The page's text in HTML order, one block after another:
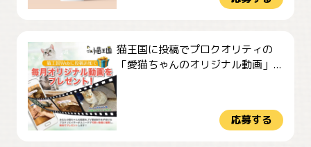
猫王国に投稿でプロクオリティの
「愛猫ちゃんのオリジナル動画」...
応募する